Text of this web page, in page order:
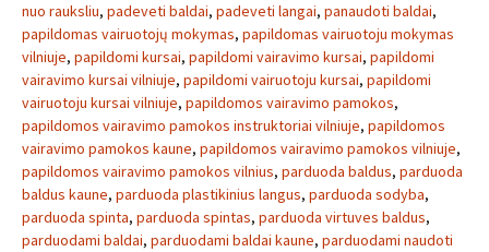
nuo rauksliu, padeveti baldai, padeveti langai, panaudoti baldai,
papildomas vairuotojų mokymas, papildomas vairuotoju mokymas
vilniuje, papildomi kursai, papildomi vairavimo kursai, papildomi
vairavimo kursai vilniuje, papildomi vairuotoju kursai, papildomi
vairuotoju kursai vilniuje, papildomos vairavimo pamokos,
papildomos vairavimo pamokos instruktoriai vilniuje, papildomos
vairavimo pamokos kaune, papildomos vairavimo pamokos vilniuje,
papildomos vairavimo pamokos vilnius, parduoda baldus, parduoda
baldus kaune, parduoda plastikinius langus, parduoda sodyba,
parduoda spinta, parduoda spintas, parduoda virtuves baldus,
parduodami baldai, parduodami baldai kaune, parduodami naudoti